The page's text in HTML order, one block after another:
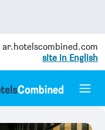
ar.hotelscombined.com
site in English